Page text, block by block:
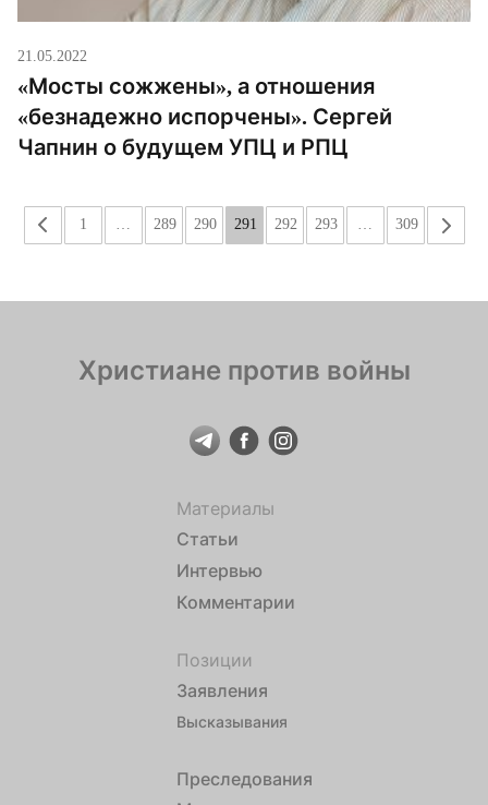
21.05.2022
«Мосты сожжены», а отношения
«безнадежно испорчены». Сергей
Чапнин о будущем УПЦ и РПЦ
« 1 … 289 290 291 292 293 … 309 »
Христиане против войны
Материалы
Статьи
Интервью
Комментарии
Позиции
Заявления
Высказывания
Преследования